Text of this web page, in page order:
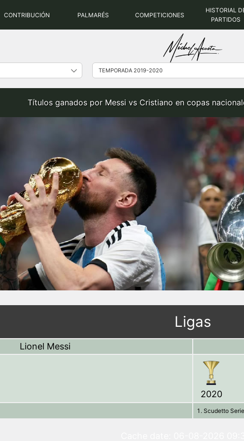
CONTRIBUCIÓN PALMARÉS COMPETICIONES
HISTORIAL
PARTIDOS
Títulos ganados por Messi vs Cristiano en copas
Ligas
Lionel Messi
2020
Scudetto